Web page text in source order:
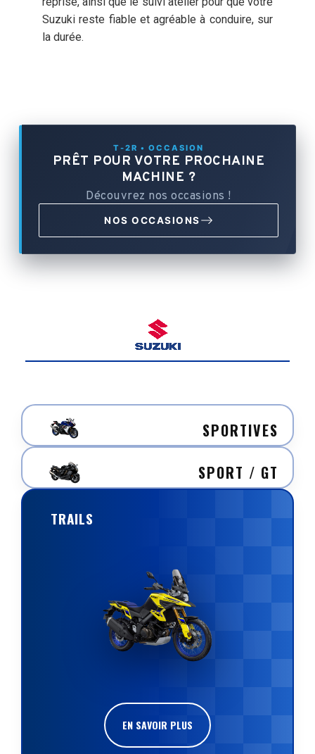
Suzuki reste fiable et agréable à conduire, sur
la durée.
T-2R • OCCASION
PRÊT POUR VOTRE PROCHAINE
MACHINE ?
Découvrez nos occasions !
NOS OCCASIONS
SPORTIVES
SPORT / GT
TRAILS
EN SAVOIR PLUS